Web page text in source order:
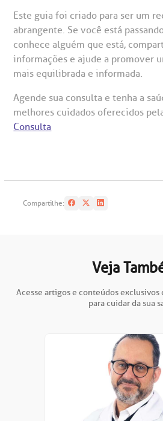
Este guia foi criado para ser um
abrangente. Se você está
conhece alguém que está,
informações e ajude a promover
mais equilibrada e informada.
Agende sua consulta e tenha a
melhores cuidados oferecidos
Consulta
Compartilhe:
Veja
Acesse artigos e conteúdos exclusivos
para cuidar da sua